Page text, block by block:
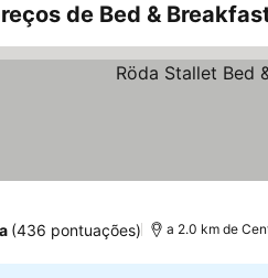
de Bed &
(436 pontuações) a 2.0 km de